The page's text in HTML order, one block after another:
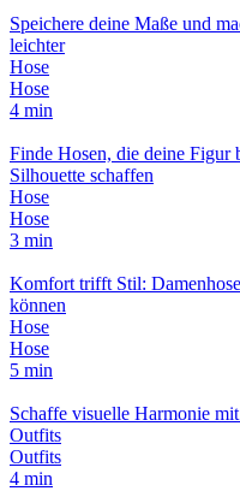
Speichere deine Maße und
leichter
Hose
Hose
4 min
Finde Hosen, die deine Figur
Silhouette schaffen
Hose
Hose
3 min
Komfort trifft Stil:
können
Hose
Hose
5 min
Schaffe visuelle Harmonie
Outfits
Outfits
4 min